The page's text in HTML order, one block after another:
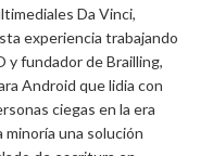
Da Vinci,
experiencia trabajando
y fundador de Brailling,
Android que lidia con
ciegas en la era
una solución